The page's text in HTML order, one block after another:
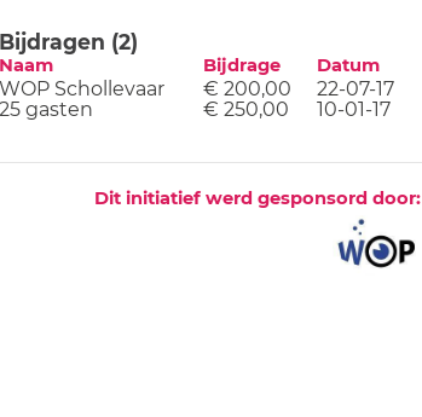
Bijdragen (2)
Naam Bijdrage Datum
WOP Schollevaar € 200,00
22-07-17
25 gasten
€ 250,00 10-01-17
Dit initiatief werd gesponsord door: